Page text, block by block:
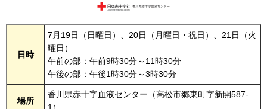
日時
7月19日（日曜日）、20日（月曜日・祝日）、21日（火
曜日）
午前の部：午前9時30分～11時30分
午後の部：午後1時30分～3時30分
場所
香川県赤十字血液センター（高松市郷東町字新開587-